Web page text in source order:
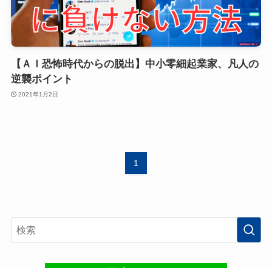
【ＡＩ恐怖時代からの脱出】中小零細起業家、凡人の
逆襲ポイント
2021年1月2日
1